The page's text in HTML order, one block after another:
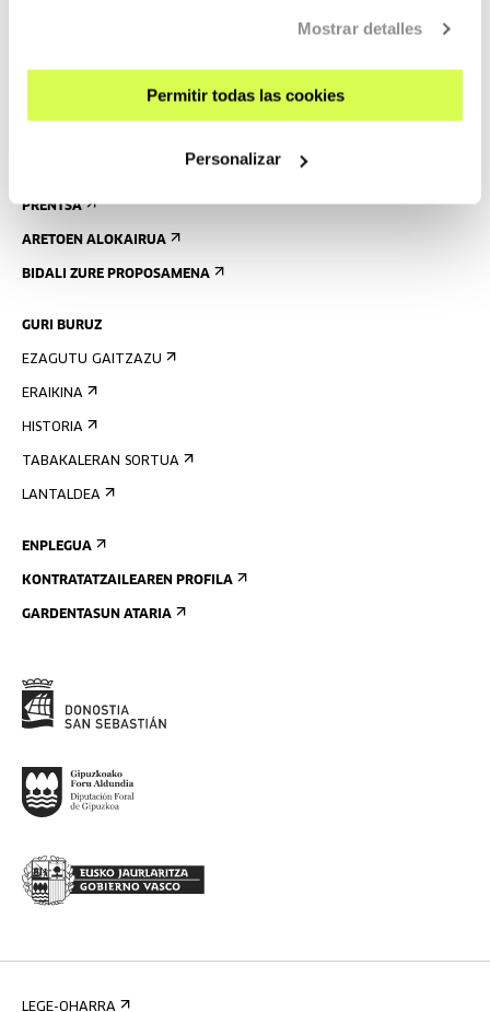
Mostrar detalles
Permitir todas las cookies
Personalizar
ARAUAK
PRENTSA
ARETOEN ALOKAIRUA
BIDALI ZURE PROPOSAMENA
GURI BURUZ
EZAGUTU GAITZAZU
ERAIKINA
HISTORIA
TABAKALERAN SORTUA
LANTALDEA
ENPLEGUA
KONTRATATZAILEAREN PROFILA
GARDENTASUN ATARIA
LEGE-OHARRA